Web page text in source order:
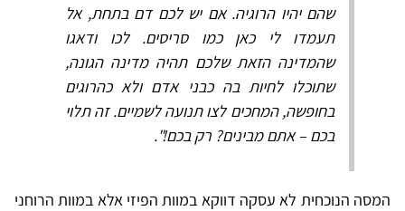
שהם יהיו הרוגיה. אם יש לכם דם בתחת, אל
תעמדו לי כאן כמו סריסים. לכו ודאגו
שהמדינה הזאת שלכם תהיה מדינה הגונה,
שתוכלו לחיות בה כבני אדם ולא כהרוגים
בחופשה, המחכים לצו תנועה לשמיים. זה תלוי
בכם – אתם מבינים? רק בכם!".
המסה הנוכחית לא עסקה דווקא במוות הפיזי אלא במוות הרוחני